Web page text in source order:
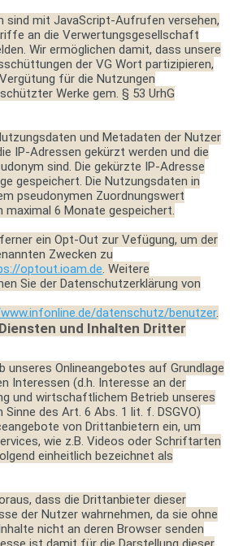
sind mit JavaScript-Aufrufen versehen,
an die Verwertungsgesellschaft
Wir ermöglichen damit, dass unsere
der VG Wort partizipieren,
für die Nutzungen
Werke gem. § 53 UrhG
und Metadaten der Nutzer
IP-Adressen gekürzt werden und die
sind. Die gekürzte IP-Adresse
gespeichert. Die Nutzungsdaten in
pseudonymen Zuordnungswert
maximal 6 Monate gespeichert.
ein Opt-Out zur Vefügung, um der
Zwecken zu
optout.ioam.de. Weitere
Sie der Datenschutzerklärung von
datenschutz/benutzer.
und Inhalten Dritter
unseres Onlineangebotes auf Grundlage
Interessen (d.h. Interesse an der
und wirtschaftlichem Betrieb unseres
Sinne des Art. 6 Abs. 1 lit. f. DSGVO)
von Drittanbietern ein, um
wie z.B. Videos oder Schriftarten
einheitlich bezeichnet als
dass die Drittanbieter dieser
der Nutzer wahrnehmen, da sie ohne
nicht an deren Browser senden